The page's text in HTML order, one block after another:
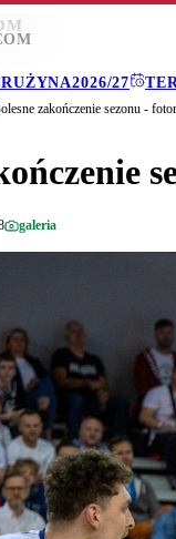
2026/27
zakończenie sezonu -
galeria